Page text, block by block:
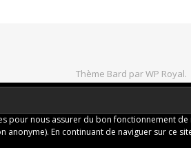
Thème Bard parWP Royal.
pour nous assurer du bon fonctionnement
anonyme). En continuant de naviguer sur ce